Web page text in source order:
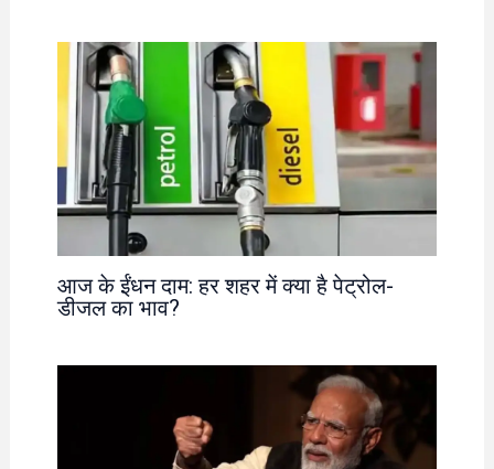
आज के ईंधन दाम: हर शहर में क्या है पेट्रोल-
डीजल का भाव?